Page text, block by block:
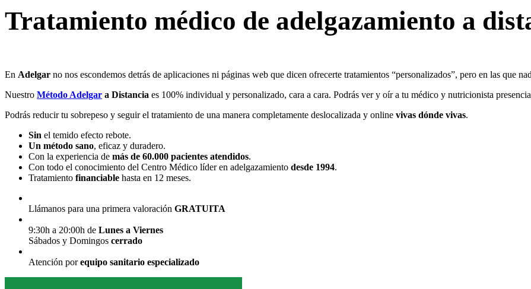
Tratamiento médico de adelgazamiento a
En Adelgar no nos escondemos detrás de aplicaciones ni páginas web que dicen ofrecerte tratamientos “personalizados”, pero en las que
Nuestro Método Adelgar a Distancia es 100% individual y personalizado, cara a cara. Podrás ver y oír a tu médico y nutricionista
Podrás reducir tu sobrepeso y seguir el tratamiento de una manera completamente deslocalizada y online vivas dónde vivas.
Sin el temido efecto rebote.
Un método sano, eficaz y duradero.
Con la experiencia de más de 60.000 pacientes atendidos.
Con todo el conocimiento del Centro Médico líder en adelgazamiento desde 1994.
Tratamiento financiable hasta en 12 meses.
Llámanos para una primera valoración GRATUITA
9:30h a 20:00h de Lunes a Viernes
Sábados y Domingos cerrado
Atención porequipo sanitario especializado